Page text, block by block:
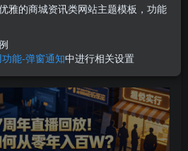
人如何从零年入百W？拆解大厂、
现玩法（更新）
雅的商城资讯类网站主题模板，功能
能-弹窗通知中进行相关设置